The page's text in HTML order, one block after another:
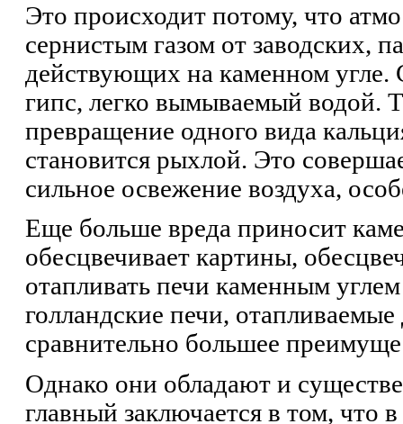
Это происходит потому, что
сернистым газом от заводских,
действующих на каменном угле.
гипс, легко вымываемый водой.
превращение одного вида
становится рыхлой. Это
сильное освежение воздуха,
Еще больше вреда приносит
обесцвечивает картины,
отапливать печи каменным
голландские печи,
сравнительно большее
Однако они обладают и
главный заключается в том, что